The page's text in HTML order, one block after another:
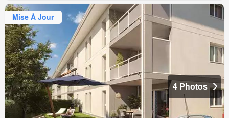
Mise À Jour
4 Photos